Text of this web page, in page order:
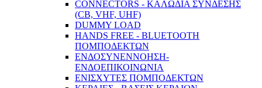
CONNECTORS - ΚΑΛΩΔΙΑ ΣΥΝΔΕΣΗΣ
(CB, VHF, UHF)
DUMMY LOAD
HANDS FREE - BLUETOOTH
ΠΟΜΠΟΔΕΚΤΩΝ
ΕΝΔΟΣΥΝΕΝΝΟΗΣΗ-
ΕΝΔΟΕΠΙΚΟΙΝΩΝΙΑ
ΕΝΙΣΧΥΤΕΣ ΠΟΜΠΟΔΕΚΤΩΝ